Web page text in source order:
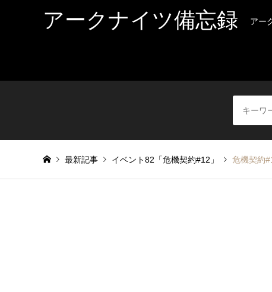
アークナイツ備忘録 アー
最新記事 イベント82「危機契約#12」 危機契約